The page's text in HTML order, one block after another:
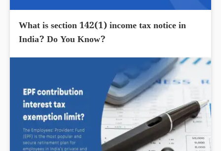
What is section 142(1) income tax notice in
India? Do You Know?